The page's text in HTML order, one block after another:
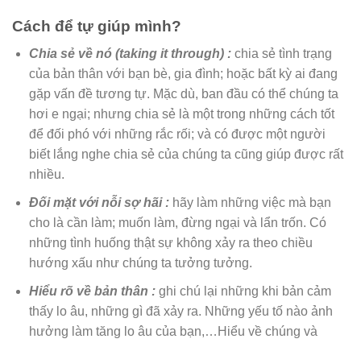
Cách để tự giúp mình?
Chia sẻ về nó (taking it through) :chia sẻ tình trạng
của bản thân với bạn bè, gia đình; hoặc bất kỳ ai đang
gặp vấn đề tương tự. Mặc dù, ban đầu có thể chúng ta
hơi e ngại; nhưng chia sẻ là một trong những cách tốt
để đối phó với những rắc rối; và có được một người
biết lắng nghe chia sẻ của chúng ta cũng giúp được rất
nhiều.
Đối mặt với nỗi sợ hãi :hãy làm những việc mà bạn
cho là cần làm; muốn làm, đừng ngại và lẩn trốn. Có
những tình huống thật sự không xảy ra theo chiều
hướng xấu như chúng ta tưởng tưởng.
Hiểu rõ về bản thân : ghi chú lại những khi bản cảm
thấy lo âu, những gì đã xảy ra. Những yếu tố nào ảnh
hưởng làm tăng lo âu của bạn,…Hiểu về chúng và